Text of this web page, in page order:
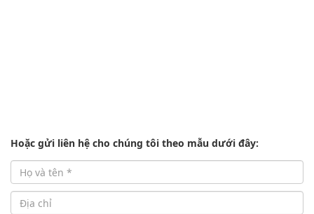
Hoặc gửi liên hệ cho chúng tôi theo mẫu dưới đây: